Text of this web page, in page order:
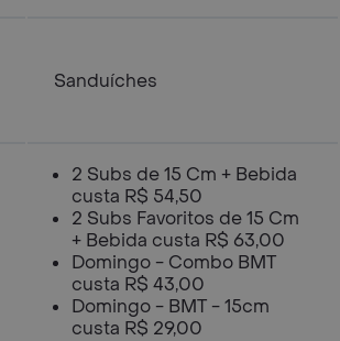
Sanduíches
2 Subs de 15 Cm + Bebida
custa R$ 54,50
2 Subs Favoritos de 15 Cm
+ Bebida custa R$ 63,00
Domingo - Combo BMT
custa R$ 43,00
Domingo - BMT - 15cm
custa R$ 29,00